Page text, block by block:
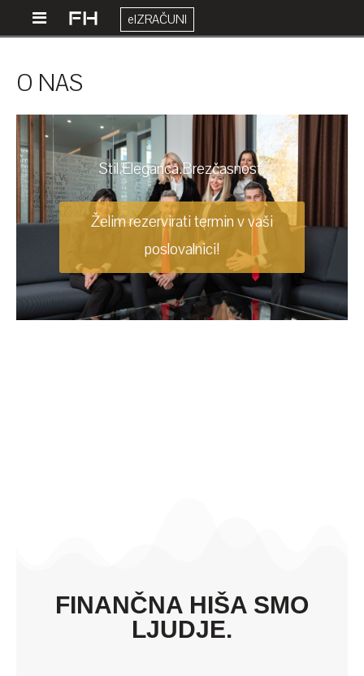
eIZRAČUNI
O NAS
Stil.Eleganca.Brezčasnost.
Želim rezervirati termin v vaši
poslovalnici!
FINANČNA HIŠA SMO
LJUDJE.